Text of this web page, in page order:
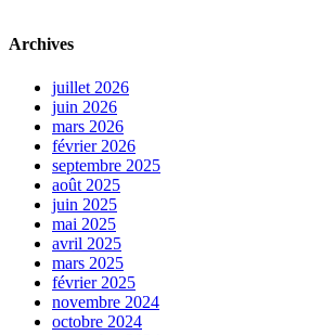
Archives
juillet 2026
juin 2026
mars 2026
février 2026
septembre 2025
août 2025
juin 2025
mai 2025
avril 2025
mars 2025
février 2025
novembre 2024
octobre 2024